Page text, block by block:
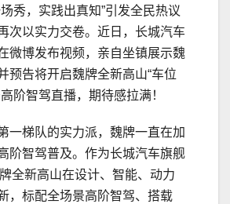
秀，实践出真知”引发全民热议
次以实力交卷。近日，长城汽车
微博发布视频，亲自坐镇展示魏
预告将开启魏牌全新高山“车位
阶智驾直播，期待感拉满！
一梯队的实力派，魏牌一直在加
阶智驾普及。作为长城汽车旗舰
全新高山在设计、智能、动力
，标配全场景高阶智驾、搭载